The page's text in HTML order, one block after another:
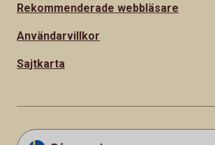
Rekommenderade webbläsare
Användarvillkor
Sajtkarta